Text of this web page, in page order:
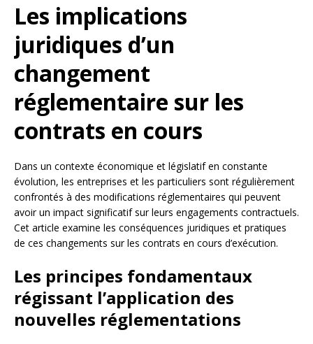
Les implications
juridiques d’un
changement
réglementaire sur les
contrats en cours
Dans un contexte économique et législatif en constante
évolution, les entreprises et les particuliers sont régulièrement
confrontés à des modifications réglementaires qui peuvent
avoir un impact significatif sur leurs engagements contractuels.
Cet article examine les conséquences juridiques et pratiques
de ces changements sur les contrats en cours d’exécution.
Les principes fondamentaux
régissant l’application des
nouvelles réglementations